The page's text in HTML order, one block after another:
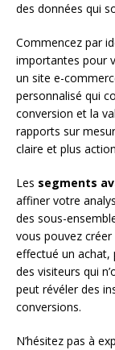
des données qui
Commencez par
importantes pour
un site e-
personnalisé qui
conversion et la
rapports sur
claire et plus
Les segments
affiner votre
des sous-
vous pouvez
effectué un achat,
des visiteurs qui
peut révéler des
conversions.
N’hésitez pas à